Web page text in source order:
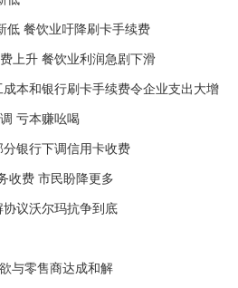
低 餐饮业吁降刷卡手续费
上升 餐饮业利润急剧下滑
本和银行刷卡手续费令企业支出大增
亏本赚吆喝
银行下调信用卡收费
收费 市民盼降更多
议沃尔玛抗争到底
与零售商达成和解